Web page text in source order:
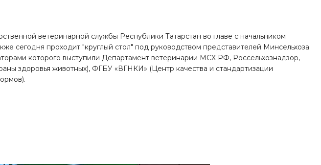
ветеринарной службы Республики Татарстан во главе с начальником
сегодня проходит "круглый стол" под руководством представителей Минсельхоза
которого выступили Департамент ветеринарии МСХ РФ, Россельхознадзор,
здоровья животных), ФГБУ «ВГНКИ» (Центр качества и стандартизации